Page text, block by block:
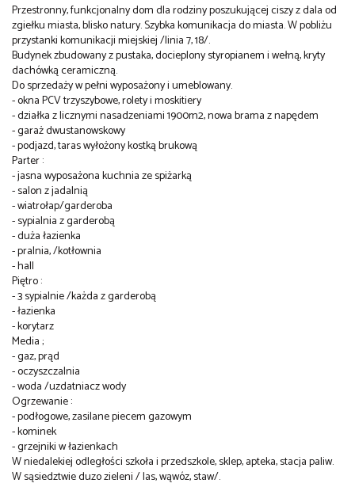
Przestronny, funkcjonalny dom dla rodziny poszukującej ciszy z dala od
zgiełku miasta, blisko natury. Szybka komunikacja do miasta. W pobliżu
przystanki komunikacji miejskiej /linia 7, 18/.
Budynek zbudowany z pustaka, docieplony styropianem i wełną, kryty
dachówką ceramiczną.
Do sprzedaży w pełni wyposażony i umeblowany.
- okna PCV trzyszybowe, rolety i moskitiery
- działka z licznymi nasadzeniami 1900m2, nowa brama z napędem
- garaż dwustanowskowy
- podjazd, taras wyłożony kostką brukową
Parter :
- jasna wyposażona kuchnia ze spiżarką
- salon z jadalnią
- wiatrołap/garderoba
- sypialnia z garderobą
- duża łazienka
- pralnia, /kotłownia
- hall
Piętro :
- 3 sypialnie /każda z garderobą
- łazienka
- korytarz
Media ;
- gaz, prąd
- oczyszczalnia
- woda /uzdatniacz wody
Ogrzewanie :
- podłogowe, zasilane piecem gazowym
- kominek
- grzejniki w łazienkach
W niedalekiej odległości szkoła i przedszkole, sklep, apteka, stacja paliw.
W sąsiedztwie duzo zieleni / las, wąwóz, staw/.